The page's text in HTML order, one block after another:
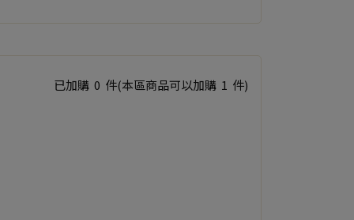
已加購 0 件(本區商品可以加購 1 件)